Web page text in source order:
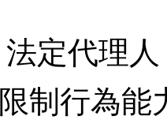
定代理人
制行為能